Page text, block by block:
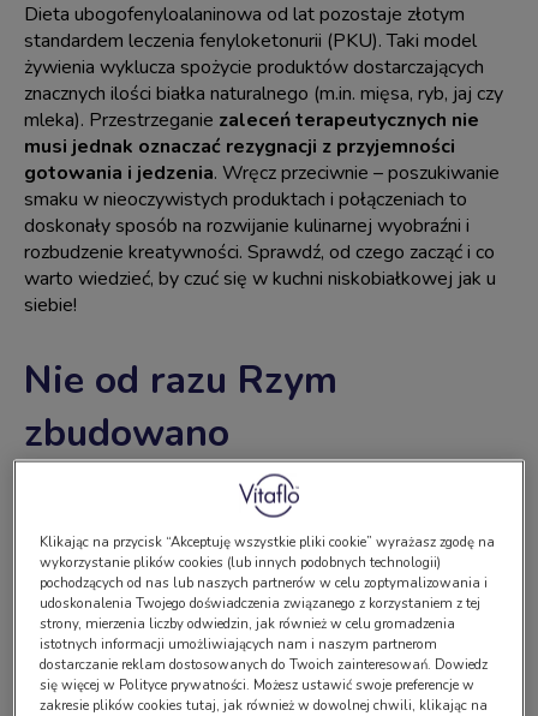
Dieta ubogofenyloalaninowa od lat pozostaje złotym
standardem leczenia fenyloketonurii (PKU). Taki model
żywienia wyklucza spożycie produktów dostarczających
znacznych ilości białka naturalnego (m.in. mięsa, ryb, jaj czy
mleka). Przestrzeganie zaleceń terapeutycznych nie
musi jednak oznaczać rezygnacji z przyjemności
gotowania i jedzenia. Wręcz przeciwnie – poszukiwanie
smaku w nieoczywistych produktach i połączeniach to
doskonały sposób na rozwijanie kulinarnej wyobraźni i
rozbudzenie kreatywności. Sprawdź, od czego zacząć i co
warto wiedzieć, by czuć się w kuchni niskobiałkowej jak u
siebie!
Nie od razu Rzym
zbudowano
Podczas wieloletniej pracy z pacjentami chorymi na PKU i
ich bliskimi nie poznałam chyba nikogo, komu próba
przygotowania niskobiałkowych naleśników czy ciasta na
pierogi udałaby się za pierwszym razem. Zauważyłam
natomiast pewną pułapkę: wiele osób – szczególnie
zdrowi opiekunowie – próbuje odwzorować tradycyjne
przepisy. Niestety, prawdopodobieństwo sukcesu bywa
równe szansom na porażkę, a ta często kończy się
frustracją, zmarnowanymi składnikami i… niechęcią do
Klikając na przycisk “Akceptuję wszystkie pliki cookie” wyrażasz zgodę na
wykorzystanie plików cookies (lub innych podobnych technologii)
pochodzących od nas lub naszych partnerów w celu zoptymalizowania i
udoskonalenia Twojego doświadczenia związanego z korzystaniem z tej
strony, mierzenia liczby odwiedzin, jak również w celu gromadzenia
istotnych informacji umożliwiających nam i naszym partnerom
dostarczanie reklam dostosowanych do Twoich zainteresowań. Dowiedz
się więcej w Polityce prywatności. Możesz ustawić swoje preferencje w
zakresie plików cookies tutaj, jak również w dowolnej chwili, klikając na